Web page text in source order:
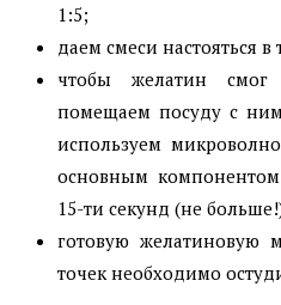
1:5;
даем смеси настояться
чтобы желатин смог
помещаем посуду с
используем
основным
15-ти секунд (не
готовую желатиновую
точек необходимо